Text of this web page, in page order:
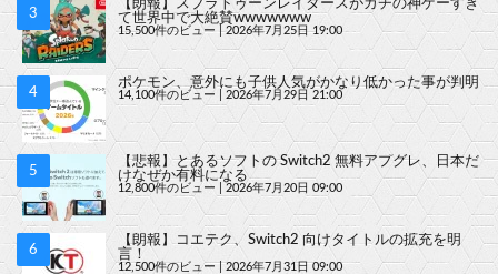
【朗報】スプラトゥーンレイダースがガチの神ゲーすぎ
て世界中で大絶賛wwwwwww
15,500件のビュー |2026年7月25日 19:00
ポケモン、意外にも子供人気がかなり低かった事が判明
14,100件のビュー 2026年7月29日 21:00
【悲報】とあるソフトの Switch2 無料アプグレ、日本だ
けなぜか有料になる
12,800件のビュー 2026年7月20日 09:00
【朗報】コエテク、Switch2 向けタイトルの拡充を明
言！
12,500件のビュー|2026年7月31日 09:00